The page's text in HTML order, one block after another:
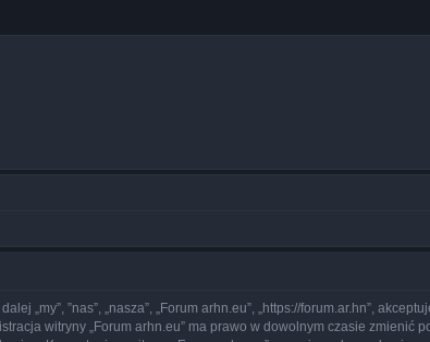
„my”, ”nas”, „nasza”, „Forum arhn.eu”, „https://forum.ar.hn”,
witryny „Forum arhn.eu” ma prawo w dowolnym czasie